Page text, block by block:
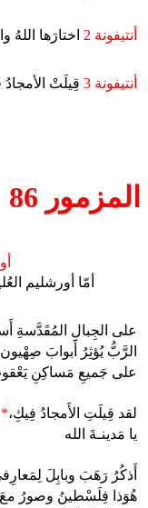
أنتيفونة 2 اختارَها
أنتيفونة 3 قِيلَتْ الأمجادُ
المزمور 86
أمّا أورشليم
على الجِبالِ المُقَدَّسةِ
الرَّبُّ يُؤثِرُ أَبوابَ
على جَميعِ مَساكِنِ
لقد قِيلَتِ الأَمجادُ فِيكِ،*
يا مَدينـةَ الله
أَذكُرُ رَهَبَ وبابِلَ
هُوَذا فِلَسْطينُ وصورُ